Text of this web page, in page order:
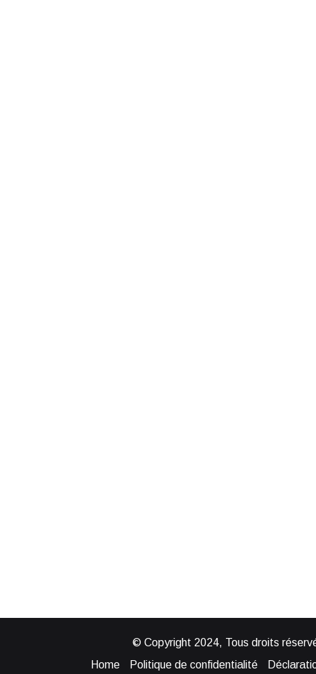
© Copyright 2024, Tous droits
Home
Politique de confidentialité